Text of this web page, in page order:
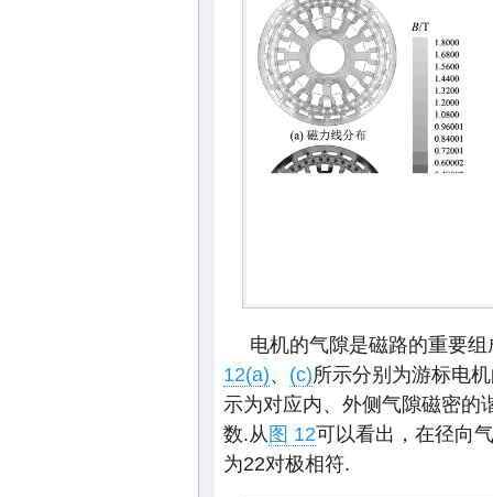
电机的气隙是磁路的重要
12(a)、 (c)所示分别为游标电
示为对应内、外侧气隙磁密的
数.从图 12可以看出，在径向
为22对极相符.